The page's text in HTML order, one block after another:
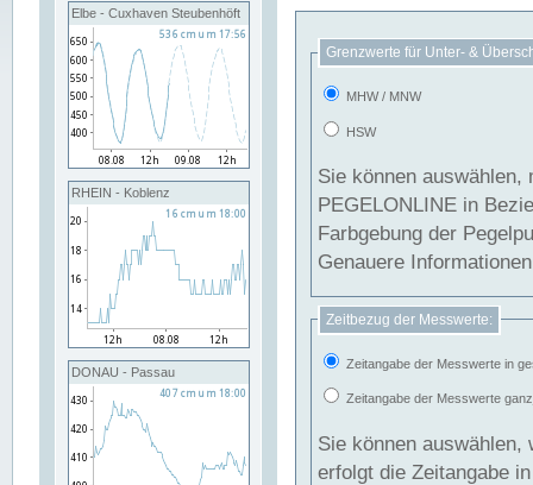
Elbe - Cuxhaven Steubenhöft
RHEIN - Koblenz
DONAU - Passau
Grenzwerte für Unter- &
MHW / MNW
HSW
Sie können
PEGELONLINE in Beziehung
Farbgebung der
Genauere
Zeitbezug der Messwerte:
Zeitangabe der Messwerte in
Zeitangabe der Messwerte
Sie können auswählen,
erfolgt die Zeitangabe